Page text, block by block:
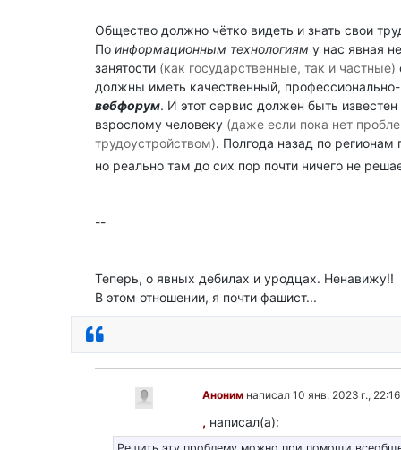
Общество должно чётко видеть и знать свои
По информационным технологиям у нас явная
занятости (как государственные, так и частные)
должны иметь качественный,
вебфорум. И этот сервис должен быть
взрослому человеку (даже если пока нет
трудоустройством). Полгода назад по
но реально там до сих пор почти ничего не
--
Теперь, о явных дебилах и уродцах. Ненавижу!!
В этом отношении, я почти фашист...
Аноним написал 10 янв. 2023 г., 22:16
, написал(а):